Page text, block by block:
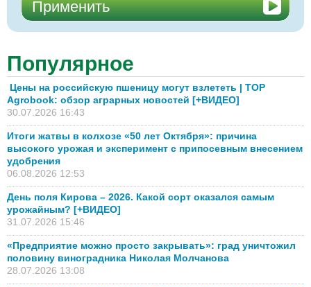
Популярное
Цены на российскую пшеницу могут взлететь | TOP
Agrobook: обзор аграрных новостей [+ВИДЕО]
30.07.2026 16:43
Итоги жатвы в колхозе «50 лет Октября»: причина
высокого урожая и эксперимент с припосевным внесением
удобрения
06.08.2026 12:53
День поля Кирова – 2026. Какой сорт оказался самым
урожайным? [+ВИДЕО]
31.07.2026 15:46
«Предприятие можно просто закрывать»: град уничтожил
половину виноградника Николая Молчанова
28.07.2026 13:08